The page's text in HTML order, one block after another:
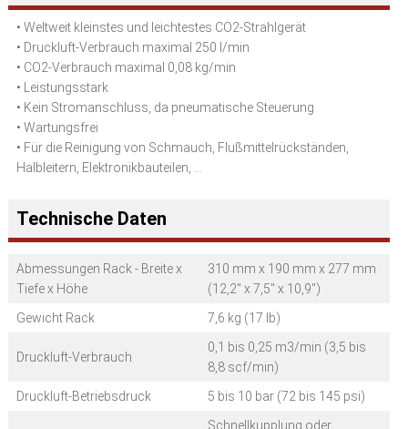
• Weltweit kleinstes und leichtestes CO2-Strahlgerät
• Druckluft-Verbrauch maximal 250 l/min
• CO2-Verbrauch maximal 0,08 kg/min
• Leistungsstark
• Kein Stromanschluss, da pneumatische Steuerung
• Wartungsfrei
• Für die Reinigung von Schmauch, Flußmittelrückständen,
Halbleitern, Elektronikbauteilen, ...
Technische Daten
Abmessungen Rack - Breite x
Tiefe x Höhe
310 mm x 190 mm x 277 mm
(12,2" x 7,5" x 10,9")
Gewicht Rack
7,6 kg (17 lb)
Druckluft-Verbrauch
0,1 bis 0,25 m3/min (3,5 bis
8,8 scf/min)
Druckluft-Betriebsdruck
5 bis 10 bar (72 bis 145 psi)
Schnellkupplung oder